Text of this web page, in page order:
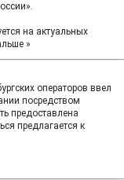
на актуальных
»
операторов ввел
посредством
предоставлена
предлагается к